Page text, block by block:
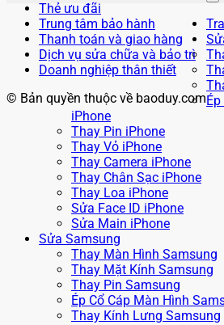
Thẻ ưu đãi
Trung tâm bảo hành
Thanh toán và giao hàng
Dịch vụ sửa chữa và bảo trì
Doanh nghiệp thân thiết
© Bản quyền thuộc về baoduy.com
iPhone
Thay Pin iPhone
Thay Vỏ iPhone
Thay Camera iPhone
Thay Chân Sạc iPhone
Thay Loa iPhone
Sửa Face ID iPhone
Sửa Main iPhone
Sửa Samsung
Thay Màn Hình Samsung
Thay Mặt Kính Samsung
Thay Pin Samsung
Ép Cổ Cáp Màn Hình
Thay Kính Lưng Samsung